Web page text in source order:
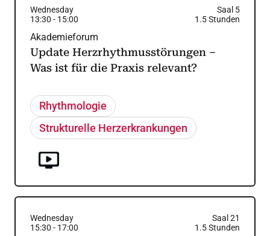
Wednesday
Saal 5
13:30 - 15:00 1.5Stunden
Akademieforum
Update Herzrhythmusstörungen –
Was ist für die Praxis relevant?
Rhythmologie
Strukturelle Herzerkrankungen
Wednesday
Saal 21
15:30 - 17:00 1.5Stunden